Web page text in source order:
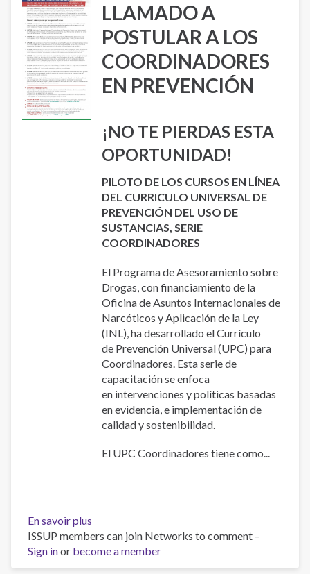
LLAMADO A
POSTULAR A LOS
COORDINADORES
EN PREVENCIÓN
¡NO TE PIERDAS ESTA
OPORTUNIDAD!
PILOTO DE LOS CURSOS EN LÍNEA
DEL CURRICULO UNIVERSAL DE
PREVENCIÓN DEL USO DE
SUSTANCIAS, SERIE
COORDINADORES
El Programa de Asesoramiento sobre
Drogas, con financiamiento de la
Oficina de Asuntos Internacionales de
Narcóticos y Aplicación de la Ley
(INL), ha desarrollado el Currículo
de Prevención Universal (UPC) para
Coordinadores. Esta serie de
capacitación se enfoca
en intervenciones y políticas basadas
en evidencia, e implementación de
calidad y sostenibilidad.
El UPC Coordinadores tiene como...
En savoir plus
Postulación:
Pilotaje
cursos
ISSUP members can join Networks to comment –
Sign inor become a member